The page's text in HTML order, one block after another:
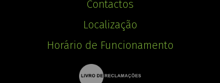
Contactos
Localização
Horário de Funcionamento